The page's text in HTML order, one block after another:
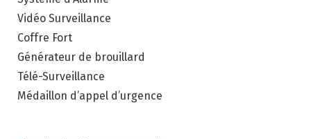
Vidéo Surveillance
Coffre Fort
Générateur de brouillard
Télé-Surveillance
Médaillon d’appel d’urgence